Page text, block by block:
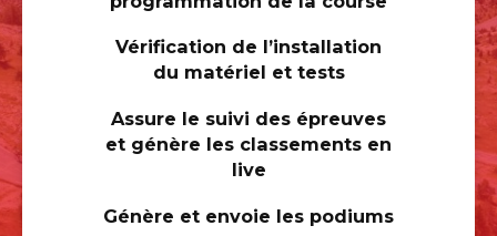
Vérification de l’installation
du matériel et tests
Assure le suivi des épreuves
et génère les classements en
live
Génère et envoie les podiums